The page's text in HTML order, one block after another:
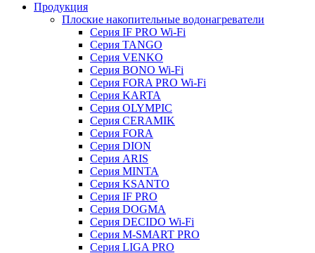
Продукция
Плоские накопительные водонагреватели
Серия IF PRO Wi-Fi
Серия TANGO
Серия VENKO
Серия BONO Wi-Fi
Серия FORA PRO Wi-Fi
Серия KARTA
Серия OLYMPIC
Серия CERAMIK
Серия FORA
Серия DION
Серия ARIS
Серия MINTA
Серия KSANTO
Серия IF PRO
Серия DOGMA
Серия DECIDO Wi-Fi
Серия M-SMART PRO
Серия LIGA PRO